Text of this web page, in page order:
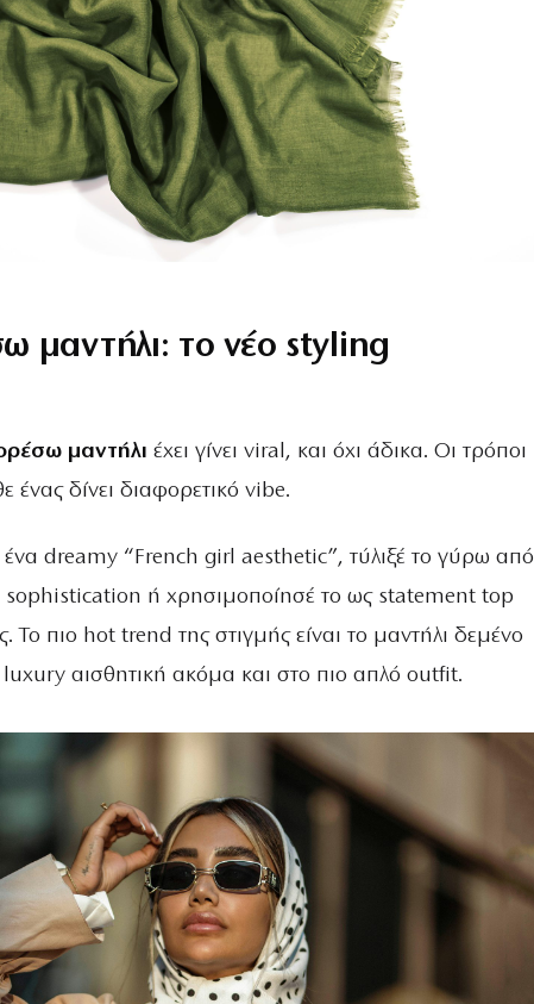
μαντήλι: το νέο styling
μαντήλι έχει γίνει viral, και όχι άδικα. Οι τρόποι
ένας δίνει διαφορετικό vibe.
ένα dreamy “French girl aesthetic”, τύλιξέ το γύρω από
sophistication ή χρησιμοποίησέ το ως statement top
Το πιο hot trend της στιγμής είναι το μαντήλι δεμένο
luxury αισθητική ακόμα και στο πιο απλό outfit.